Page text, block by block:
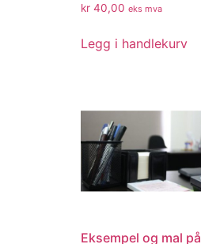
kr 40,00 eks mva
Legg i handlekurv
Eksempel og mal på